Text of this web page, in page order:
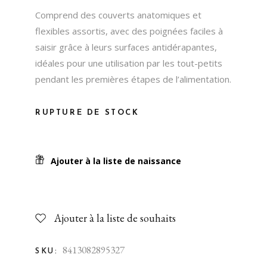
Comprend des couverts anatomiques et
flexibles assortis, avec des poignées faciles à
saisir grâce à leurs surfaces antidérapantes,
idéales pour une utilisation par les tout-petits
pendant les premières étapes de l’alimentation.
RUPTURE DE STOCK
Ajouter à la liste de naissance
Ajouter à la liste de souhaits
SKU: 8413082895327